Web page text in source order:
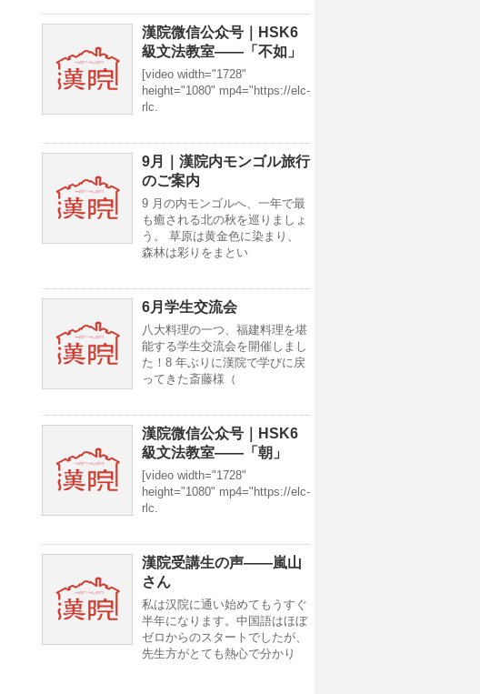
漢院微信公众号｜HSK6
級文法教室——「不如」
[video width="1728"
height="1080" mp4="https://elc-
rlc.
9月｜漢院内モンゴル旅行
のご案内
9 月の内モンゴルへ、一年で最
も癒される北の秋を巡りましょ
う。 草原は黄金色に染まり、
森林は彩りをまとい
6月学生交流会
八大料理の一つ、福建料理を堪
能する学生交流会を開催しまし
た！8 年ぶりに漢院で学びに戻
ってきた斎藤様（
漢院微信公众号｜HSK6
級文法教室——「朝」
[video width="1728"
height="1080" mp4="https://elc-
rlc.
漢院受講生の声——嵐山
さん
私は汉院に通い始めてもうすぐ
半年になります。中国語はほぼ
ゼロからのスタートでしたが、
先生方がとても熱心で分かり